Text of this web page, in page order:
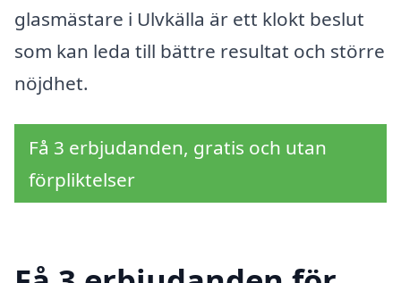
glasmästare i Ulvkälla är ett klokt beslut
som kan leda till bättre resultat och större
nöjdhet.
Få 3 erbjudanden, gratis och utan
förpliktelser